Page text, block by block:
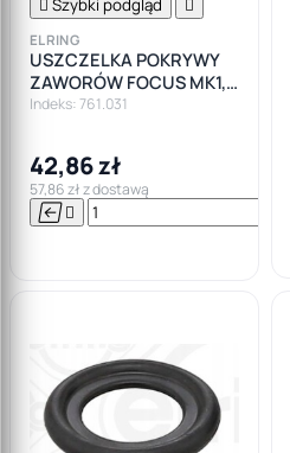
 Szybki podgląd 
ELRING
USZCZELKA POKRYWY
ZAWORÓW FOCUS MK1,
MK2 1.4 - 1.6
Indeks: 761.031
42,86 zł
57,86 zł z dostawą
 